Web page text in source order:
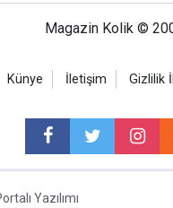
Magazin Kolik ©
Künye İletişim Gizlilik
Yazılımı